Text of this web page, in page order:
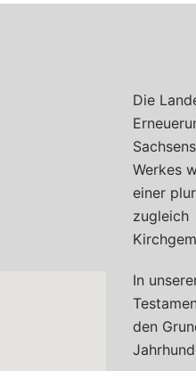
Die
Werkes
einer
zugleich
In
den